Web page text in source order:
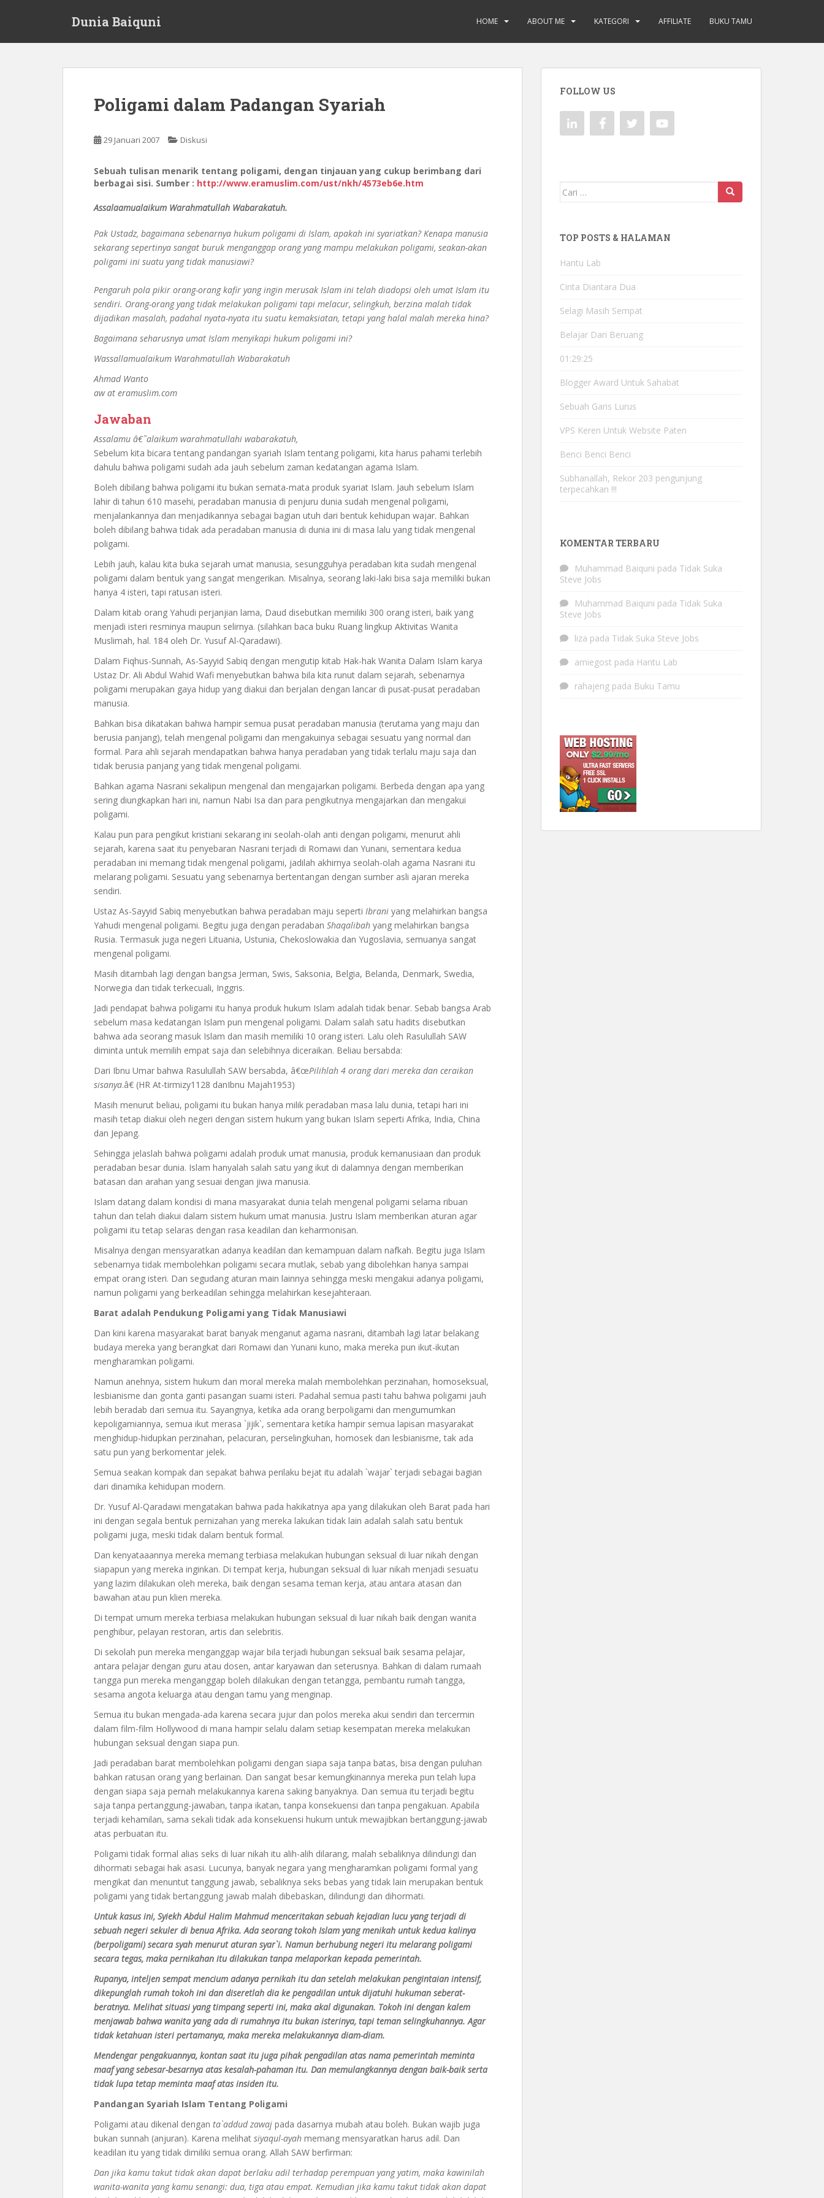
Dunia Baiquni HOME ABOUT ME KATEGORI AFFILIATE BUKU TAMU
Poligami dalam Padangan Syariah
29 Januari 2007 Diskusi
Sebuah tulisan menarik tentang poligami, dengan tinjauan yang cukup berimbang dari
berbagai sisi. Sumber : http://www.eramuslim.com/ust/nkh/4573eb6e.htm
Assalaamualaikum Warahmatullah Wabarakatuh.
Pak Ustadz, bagaimana sebenarnya hukum poligami di Islam, apakah ini syariatkan? Kenapa manusia
sekarang sepertinya sangat buruk menganggap orang yang mampu melakukan poligami, seakan-akan
poligami ini suatu yang tidak manusiawi?
Pengaruh pola pikir orang-orang kafir yang ingin merusak Islam ini telah diadopsi oleh umat Islam itu
sendiri. Orang-orang yang tidak melakukan poligami tapi melacur, selingkuh, berzina malah tidak
dijadikan masalah, padahal nyata-nyata itu suatu kemaksiatan, tetapi yang halal malah mereka hina?
Bagaimana seharusnya umat Islam menyikapi hukum poligami ini?
Wassallamualaikum Warahmatullah Wabarakatuh
Ahmad Wanto
aw at eramuslim.com
Jawaban
Assalamu â€˜alaikum warahmatullahi wabarakatuh,
Sebelum kita bicara tentang pandangan syariah Islam tentang poligami, kita harus pahami terlebih
dahulu bahwa poligami sudah ada jauh sebelum zaman kedatangan agama Islam.
Boleh dibilang bahwa poligami itu bukan semata-mata produk syariat Islam. Jauh sebelum Islam
lahir di tahun 610 masehi, peradaban manusia di penjuru dunia sudah mengenal poligami,
menjalankannya dan menjadikannya sebagai bagian utuh dari bentuk kehidupan wajar. Bahkan
boleh dibilang bahwa tidak ada peradaban manusia di dunia ini di masa lalu yang tidak mengenal
poligami.
Lebih jauh, kalau kita buka sejarah umat manusia, sesungguhya peradaban kita sudah mengenal
poligami dalam bentuk yang sangat mengerikan. Misalnya, seorang laki-laki bisa saja memiliki bukan
hanya 4 isteri, tapi ratusan isteri.
Dalam kitab orang Yahudi perjanjian lama, Daud disebutkan memiliki 300 orang isteri, baik yang
menjadi isteri resminya maupun selirnya. (silahkan baca buku Ruang lingkup Aktivitas Wanita
Muslimah, hal. 184 oleh Dr. Yusuf Al-Qaradawi).
Dalam Fiqhus-Sunnah, As-Sayyid Sabiq dengan mengutip kitab Hak-hak Wanita Dalam Islam karya
Ustaz Dr. Ali Abdul Wahid Wafi menyebutkan bahwa bila kita runut dalam sejarah, sebenarnya
poligami merupakan gaya hidup yang diakui dan berjalan dengan lancar di pusat-pusat peradaban
manusia.
Bahkan bisa dikatakan bahwa hampir semua pusat peradaban manusia (terutama yang maju dan
berusia panjang), telah mengenal poligami dan mengakuinya sebagai sesuatu yang normal dan
formal. Para ahli sejarah mendapatkan bahwa hanya peradaban yang tidak terlalu maju saja dan
tidak berusia panjang yang tidak mengenal poligami.
Bahkan agama Nasrani sekalipun mengenal dan mengajarkan poligami. Berbeda dengan apa yang
sering diungkapkan hari ini, namun Nabi Isa dan para pengikutnya mengajarkan dan mengakui
poligami.
Kalau pun para pengikut kristiani sekarang ini seolah-olah anti dengan poligami, menurut ahli
sejarah, karena saat itu penyebaran Nasrani terjadi di Romawi dan Yunani, sementara kedua
peradaban ini memang tidak mengenal poligami, jadilah akhirnya seolah-olah agama Nasrani itu
melarang poligami. Sesuatu yang sebenarnya bertentangan dengan sumber asli ajaran mereka
sendiri.
Ustaz As-Sayyid Sabiq menyebutkan bahwa peradaban maju seperti Ibrani yang melahirkan bangsa
Yahudi mengenal poligami. Begitu juga dengan peradaban Shaqalibah yang melahirkan bangsa
Rusia. Termasuk juga negeri Lituania, Ustunia, Chekoslowakia dan Yugoslavia, semuanya sangat
mengenal poligami.
Masih ditambah lagi dengan bangsa Jerman, Swis, Saksonia, Belgia, Belanda, Denmark, Swedia,
Norwegia dan tidak terkecuali, Inggris.
Jadi pendapat bahwa poligami itu hanya produk hukum Islam adalah tidak benar. Sebab bangsa Arab
sebelum masa kedatangan Islam pun mengenal poligami. Dalam salah satu hadits disebutkan
bahwa ada seorang masuk Islam dan masih memiliki 10 orang isteri. Lalu oleh Rasulullah SAW
diminta untuk memilih empat saja dan selebihnya diceraikan. Beliau bersabda:
Dari Ibnu Umar bahwa Rasulullah SAW bersabda, â€œPilihlah 4 orang dari mereka dan ceraikan
sisanya.â€ (HR At-tirmizy1128 danIbnu Majah1953)
Masih menurut beliau, poligami itu bukan hanya milik peradaban masa lalu dunia, tetapi hari ini
masih tetap diakui oleh negeri dengan sistem hukum yang bukan Islam seperti Afrika, India, China
dan Jepang.
Sehingga jelaslah bahwa poligami adalah produk umat manusia, produk kemanusiaan dan produk
peradaban besar dunia. Islam hanyalah salah satu yang ikut di dalamnya dengan memberikan
batasan dan arahan yang sesuai dengan jiwa manusia.
Islam datang dalam kondisi di mana masyarakat dunia telah mengenal poligami selama ribuan
tahun dan telah diakui dalam sistem hukum umat manusia. Justru Islam memberikan aturan agar
poligami itu tetap selaras dengan rasa keadilan dan keharmonisan.
Misalnya dengan mensyaratkan adanya keadilan dan kemampuan dalam nafkah. Begitu juga Islam
sebenarnya tidak membolehkan poligami secara mutlak, sebab yang dibolehkan hanya sampai
empat orang isteri. Dan segudang aturan main lainnya sehingga meski mengakui adanya poligami,
namun poligami yang berkeadilan sehingga melahirkan kesejahteraan.
Barat adalah Pendukung Poligami yang Tidak Manusiawi
Dan kini karena masyarakat barat banyak menganut agama nasrani, ditambah lagi latar belakang
budaya mereka yang berangkat dari Romawi dan Yunani kuno, maka mereka pun ikut-ikutan
mengharamkan poligami.
Namun anehnya, sistem hukum dan moral mereka malah membolehkan perzinahan, homoseksual,
lesbianisme dan gonta ganti pasangan suami isteri. Padahal semua pasti tahu bahwa poligami jauh
lebih beradab dari semua itu. Sayangnya, ketika ada orang berpoligami dan mengumumkan
kepoligamiannya, semua ikut merasa `jijik`, sementara ketika hampir semua lapisan masyarakat
menghidup-hidupkan perzinahan, pelacuran, perselingkuhan, homosek dan lesbianisme, tak ada
satu pun yang berkomentar jelek.
Semua seakan kompak dan sepakat bahwa perilaku bejat itu adalah `wajar` terjadi sebagai bagian
dari dinamika kehidupan modern.
Dr. Yusuf Al-Qaradawi mengatakan bahwa pada hakikatnya apa yang dilakukan oleh Barat pada hari
ini dengan segala bentuk pernizahan yang mereka lakukan tidak lain adalah salah satu bentuk
poligami juga, meski tidak dalam bentuk formal.
Dan kenyataaannya mereka memang terbiasa melakukan hubungan seksual di luar nikah dengan
siapapun yang mereka inginkan. Di tempat kerja, hubungan seksual di luar nikah menjadi sesuatu
yang lazim dilakukan oleh mereka, baik dengan sesama teman kerja, atau antara atasan dan
bawahan atau pun klien mereka.
Di tempat umum mereka terbiasa melakukan hubungan seksual di luar nikah baik dengan wanita
penghibur, pelayan restoran, artis dan selebritis.
Di sekolah pun mereka menganggap wajar bila terjadi hubungan seksual baik sesama pelajar,
antara pelajar dengan guru atau dosen, antar karyawan dan seterusnya. Bahkan di dalam rumaah
tangga pun mereka menganggap boleh dilakukan dengan tetangga, pembantu rumah tangga,
sesama angota keluarga atau dengan tamu yang menginap.
Semua itu bukan mengada-ada karena secara jujur dan polos mereka akui sendiri dan tercermin
dalam film-film Hollywood di mana hampir selalu dalam setiap kesempatan mereka melakukan
hubungan seksual dengan siapa pun.
Jadi peradaban barat membolehkan poligami dengan siapa saja tanpa batas, bisa dengan puluhan
bahkan ratusan orang yang berlainan. Dan sangat besar kemungkinannya mereka pun telah lupa
dengan siapa saja pernah melakukannya karena saking banyaknya. Dan semua itu terjadi begitu
saja tanpa pertanggung-jawaban, tanpa ikatan, tanpa konsekuensi dan tanpa pengakuan. Apabila
terjadi kehamilan, sama sekali tidak ada konsekuensi hukum untuk mewajibkan bertanggung-jawab
atas perbuatan itu.
Poligami tidak formal alias seks di luar nikah itu alih-alih dilarang, malah sebaliknya dilindungi dan
dihormati sebagai hak asasi. Lucunya, banyak negara yang mengharamkan poligami formal yang
mengikat dan menuntut tanggung jawab, sebaliknya seks bebas yang tidak lain merupakan bentuk
poligami yang tidak bertanggung jawab malah dibebaskan, dilindungi dan dihormati.
Untuk kasus ini, Syiekh Abdul Halim Mahmud menceritakan sebuah kejadian lucu yang terjadi di
sebuah negeri sekuler di benua Afrika. Ada seorang tokoh Islam yang menikah untuk kedua kalinya
(berpoligami) secara syah menurut aturan syar`i. Namun berhubung negeri itu melarang poligami
secara tegas, maka pernikahan itu dilakukan tanpa melaporkan kepada pemerintah.
Rupanya, inteljen sempat mencium adanya pernikah itu dan setelah melakukan pengintaian intensif,
dikepunglah rumah tokoh ini dan diseretlah dia ke pengadilan untuk dijatuhi hukuman seberat-
beratnya. Melihat situasi yang timpang seperti ini, maka akal digunakan. Tokoh ini dengan kalem
menjawab bahwa wanita yang ada di rumahnya itu bukan isterinya, tapi teman selingkuhannya. Agar
tidak ketahuan isteri pertamanya, maka mereka melakukannya diam-diam.
Mendengar pengakuannya, kontan saat itu juga pihak pengadilan atas nama pemerintah meminta
maaf yang sebesar-besarnya atas kesalah-pahaman itu. Dan memulangkannya dengan baik-baik serta
tidak lupa tetap meminta maaf atas insiden itu.
Pandangan Syariah Islam Tentang Poligami
Poligami atau dikenal dengan ta`addud zawaj pada dasarnya mubah atau boleh. Bukan wajib juga
bukan sunnah (anjuran). Karena melihat siyaqul-ayah memang mensyaratkan harus adil. Dan
keadilan itu yang tidak dimiliki semua orang. Allah SAW berfirman:
Dan jika kamu takut tidak akan dapat berlaku adil terhadap perempuan yang yatim, maka kawinilah
wanita-wanita yang kamu senangi: dua, tiga atau empat. Kemudian jika kamu takut tidak akan dapat
FOLLOW US
Mencari:
TOP POSTS & HALAMAN
Hantu Lab
Cinta Diantara Dua
Selagi Masih Sempat
Belajar Dari Beruang
01:29:25
Blogger Award Untuk Sahabat
Sebuah Garis Lurus
VPS Keren Untuk Website Paten
Benci Benci Benci
Subhanallah, Rekor 203 pengunjung
terpecahkan !!!
KOMENTAR TERBARU
Muhammad Baiquni pada Tidak Suka
Steve Jobs
Muhammad Baiquni pada Tidak Suka
Steve Jobs
liza pada Tidak Suka Steve Jobs
amiegost pada Hantu Lab
rahajeng pada Buku Tamu